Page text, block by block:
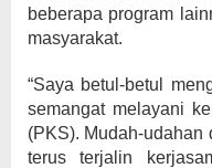
beberapa program
masyarakat.
“Saya betul-betul
semangat melayani
(PKS). Mudah-udahan
terus terjalin